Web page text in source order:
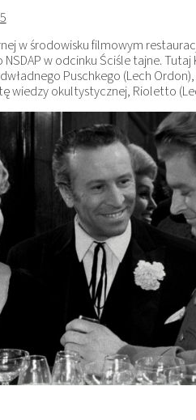
w środowisku filmowym
w odcinku Ściśle tajne.
Puschkego (Lech
wiedzy okultystycznej, Rioletto